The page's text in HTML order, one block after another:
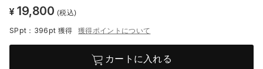
¥ 19,800 (税込)
SPpt：396pt 獲得 獲得ポイントについて
カートに入れる